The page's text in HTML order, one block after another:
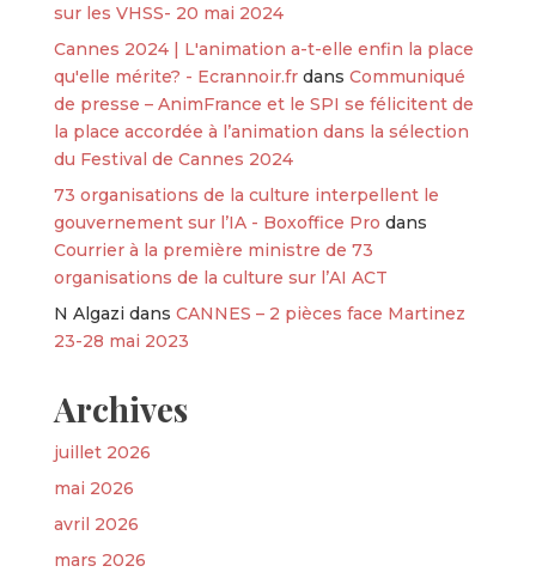
sur les VHSS- 20 mai 2024
Cannes 2024 | L'animation a-t-elle enfin la place
qu'elle mérite? - Ecrannoir.frdans Communiqué
de presse – AnimFrance et le SPI se félicitent de
la place accordée à l’animation dans la sélection
du Festival de Cannes 2024
73 organisations de la culture interpellent le
gouvernement sur l’IA - Boxoffice Pro dans
Courrier à la première ministre de 73
organisations de la culture sur l’AI ACT
N Algazi dans CANNES – 2 pièces face Martinez
23-28 mai 2023
Archives
juillet 2026
mai 2026
avril 2026
mars 2026